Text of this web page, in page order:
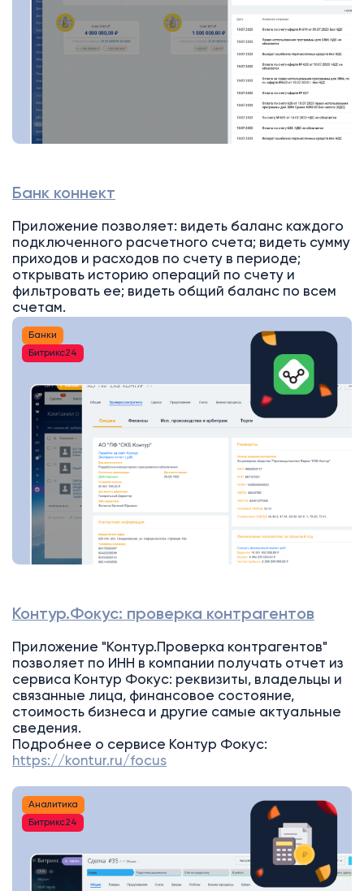
Банк коннект
Приложение позволяет: видеть баланс каждого
подключенного расчетного счета; видеть сумму
приходов и расходов по счету в периоде;
открывать историю операций по счету и
фильтровать ее; видеть общий баланс по всем
счетам.
Банки
Битрикс24
Контур.Фокус: проверка контрагентов
Приложение "Контур.Проверка контрагентов"
позволяет по ИНН в компании получать отчет из
сервиса Контур Фокус: реквизиты, владельцы и
связанные лица, финансовое состояние,
стоимость бизнеса и другие самые актуальные
сведения.
Подробнее о сервисе Контур Фокус:
https://kontur.ru/focus
Аналитика
Битрикс24